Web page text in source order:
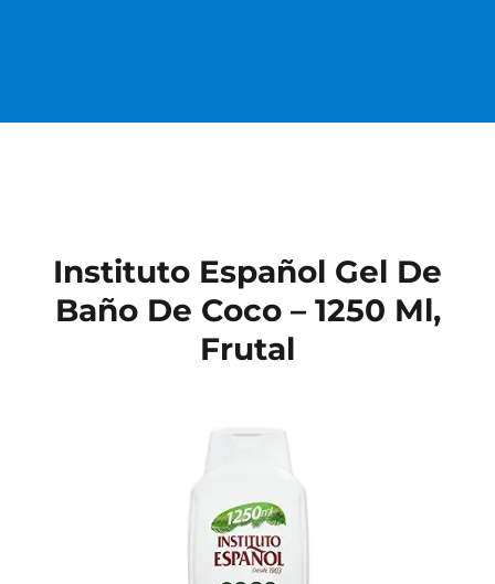
Instituto Español Gel De
Baño De Coco – 1250 Ml,
Frutal